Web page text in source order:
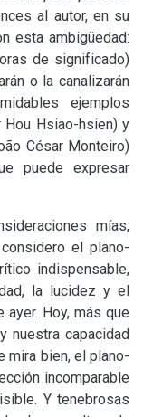
al autor, en su
esta ambigüedad:
de significado)
o la canalizarán
ejemplos
Hsiao-hsien) y
César Monteiro)
puede expresar
mías,
el plano-
indispensable,
la lucidez y el
Hoy, más que
nuestra capacidad
mira bien, el plano-
incomparable
Y tenebrosas